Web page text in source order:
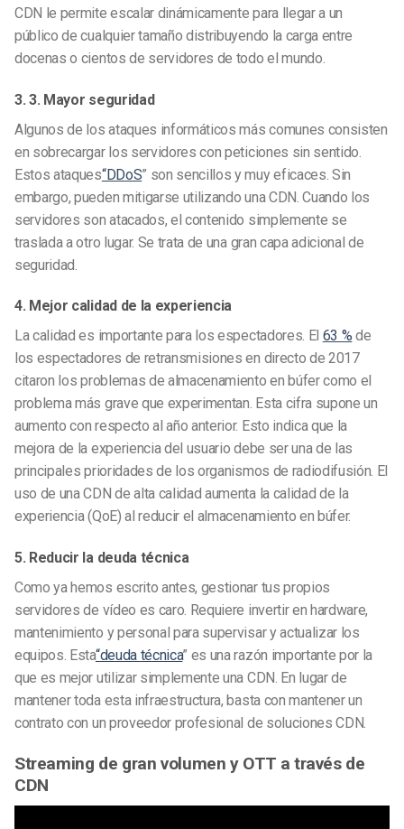
CDN le permite escalar dinámicamente para llegar a un
público de cualquier tamaño distribuyendo la carga entre
docenas o cientos de servidores de todo el mundo.
3. 3. Mayor seguridad
Algunos de los ataques informáticos más comunes consisten
en sobrecargar los servidores con peticiones sin sentido.
Estos ataques“DDoS” son sencillos y muy eficaces. Sin
embargo, pueden mitigarse utilizando una CDN. Cuando los
servidores son atacados, el contenido simplemente se
traslada a otro lugar. Se trata de una gran capa adicional de
seguridad.
4. Mejor calidad de la experiencia
La calidad es importante para los espectadores. El 63 % de
los espectadores de retransmisiones en directo de 2017
citaron los problemas de almacenamiento en búfer como el
problema más grave que experimentan. Esta cifra supone un
aumento con respecto al año anterior. Esto indica que la
mejora de la experiencia del usuario debe ser una de las
principales prioridades de los organismos de radiodifusión. El
uso de una CDN de alta calidad aumenta la calidad de la
experiencia (QoE) al reducir el almacenamiento en búfer.
5. Reducir la deuda técnica
Como ya hemos escrito antes, gestionar tus propios
servidores de vídeo es caro. Requiere invertir en hardware,
mantenimiento y personal para supervisar y actualizar los
equipos. Esta“deuda técnica” es una razón importante por la
que es mejor utilizar simplemente una CDN. En lugar de
mantener toda esta infraestructura, basta con mantener un
contrato con un proveedor profesional de soluciones CDN.
Streaming de gran volumen y OTT a través de
CDN